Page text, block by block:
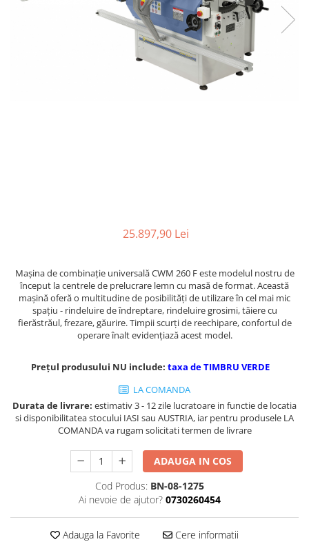
Strunguri cu surub de ghidare
Strunguri de precizie
Masini de gaurit cu coloana si cap
Masini de gaurit cu coloana si
curea de distributie
Masini de gaurit cu masa
Masini de gaurit cu stand si
Masini de gaurit si frezat
Masini de gaurit cu freza
Masini de frezat universale
Centre de prelucrare verticale CNC
Masini de frezat cu batiu
Masini de frezat multifunctionale
Masini de frezat universale SERVO
Masini de frezat verticale
Masini de slefuit metal
25.897,90 Lei
Maşina de combinaţie universală CWM 260 F este modelul nostru de
început la centrele de prelucrare lemn cu masă de format. Această
maşină oferă o multitudine de posibilităţi de utilizare în cel mai mic
spaţiu - rindeluire de îndreptare, rindeluire grosimi, tăiere cu
fierăstrăul, frezare, găurire. Timpii scurţi de reechipare, confortul de
operare înalt evidenţiază acest model.
Prețul produsului NU include: taxa de TIMBRU VERDE
LA COMANDA
Durata de livrare: estimativ 3 - 12 zile lucratoare in functie de locatia
si disponibilitatea stocului IASI sau AUSTRIA, iar pentru produsele LA
COMANDA va rugam solicitati termen de livrare
ADAUGA IN COS
Cod Produs: BN-08-1275
Ai nevoie de ajutor? 0730260454
Adauga la Favorite Cere informatii